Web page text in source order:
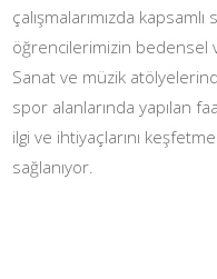
çalışmalarımızda
öğrencilerimizin bedensel
Sanat ve müzik
spor alanlarında yapılan
ilgi ve ihtiyaçlarını
sağlanıyor.